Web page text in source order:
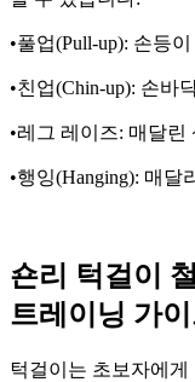
•풀업(Pull-up): 손등
•친업(Chin-up): 손바
•레그 레이즈: 매달
•행잉(Hanging): 매
숀리 턱걸이
트레이닝 가
턱걸이는 초보자에